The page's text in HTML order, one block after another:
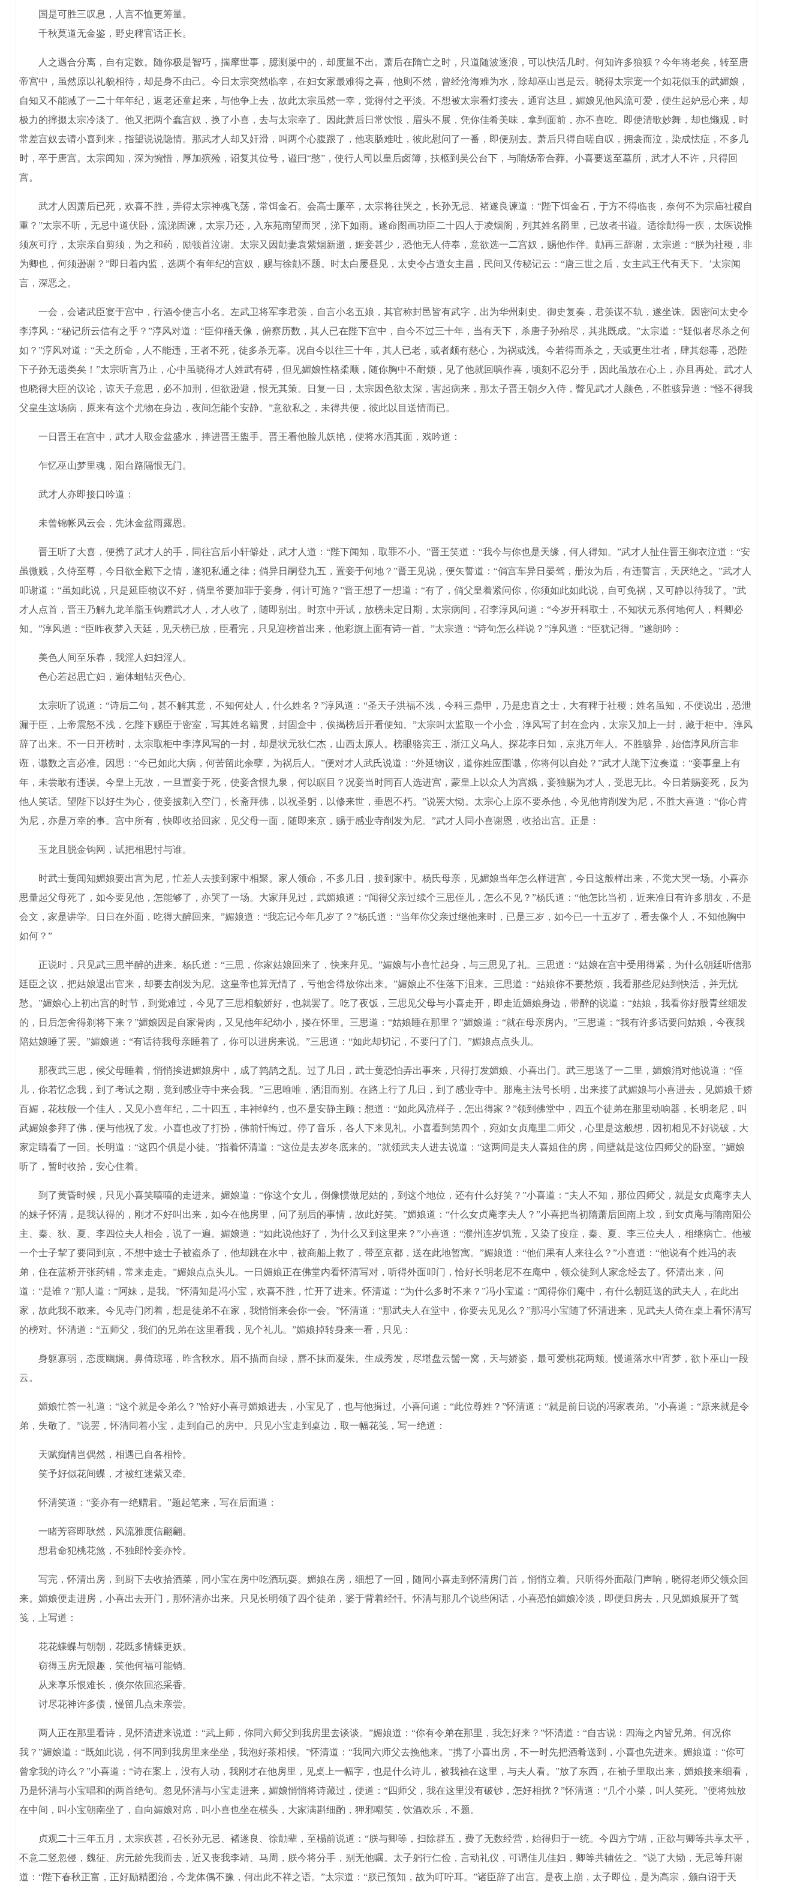
国是可胜三叹息，人言不恤更筹量。
千秋莫道无金鉴，野史稗官话正长。
人之遇合分离，自有定数。随你极是智巧，揣摩世事，臆测屡中的，却度量不出。萧后在隋亡之时，只道随波逐浪，可以快活几时。何知许多狼狈？今年将老矣，转至唐
帝宫中，虽然原以礼貌相待，却是身不由己。今日太宗突然临幸，在妇女家最难得之喜，他则不然，曾经沧海难为水，除却巫山岂是云。晓得太宗宠一个如花似玉的武媚娘，
自知又不能减了一二十年年纪，返老还童起来，与他争上去，故此太宗虽然一幸，觉得付之平淡。不想被太宗看灯接去，通宵达旦，媚娘见他风流可爱，便生起妒忌心来，却
极力的撺掇太宗冷淡了。他又把两个蠢宫奴，换了小喜，去与太宗幸了。因此萧后日常饮恨，眉头不展，凭你佳肴美味，拿到面前，亦不喜吃。即使清歌妙舞，却也懒观，时
常差宫奴去请小喜到来，指望说说隐情。那武才人却又奸滑，叫两个心腹跟了，他衷肠难吐，彼此慰问了一番，即便别去。萧后只得自嗟自叹，拥衾而泣，染成怯症，不多几
时，卒于唐宫。太宗闻知，深为惋惜，厚加殡殓，诏复其位号，谥曰“憨”，使行人司以皇后卤簿，扶柩到吴公台下，与隋炀帝合葬。小喜要送至墓所，武才人不许，只得回
宫。
武才人因萧后已死，欢喜不胜，弄得太宗神魂飞荡，常饵金石。会高士廉卒，太宗将往哭之，长孙无忌、褚遂良谏道：“陛下饵金石，于方不得临丧，奈何不为宗庙社稷自
重？”太宗不听，无忌中道伏卧，流涕固谏，太宗乃还，入东苑南望而哭，涕下如雨。遂命图画功臣二十四人于凌烟阁，列其姓名爵里，已故者书谥。适徐勣得一疾，太医说惟
须灰可疗，太宗亲自剪须，为之和药，励顿首泣谢。太宗又因勣妻袁紫烟新逝，姬妾甚少，恐他无人侍奉，意欲选一二宫奴，赐他作伴。勣再三辞谢，太宗道：“朕为社稷，非
为卿也，何须逊谢？”即日着内监，选两个有年纪的宫奴，赐与徐勣不题。时太白屡昼见，太史令占道女主昌，民间又传秘记云：“唐三世之后，女主武王代有天下。’太宗闻
言，深恶之。
一会，会诸武臣宴于宫中，行酒令使言小名。左武卫将军李君羡，自言小名五娘，其官称封邑皆有武字，出为华州刺史。御史复奏，君羡谋不轨，遂坐诛。因密问太史令
李淳风：“秘记所云信有之乎？”淳风对道：“臣仰稽天像，俯察历数，其人已在陛下宫中，自今不过三十年，当有天下，杀唐子孙殆尽，其兆既成。”太宗道：“疑似者尽杀之何
如？”淳风对道：“天之所命，人不能违，王者不死，徒多杀无辜。况自今以往三十年，其人已老，或者颇有慈心，为祸或浅。今若得而杀之，天或更生壮者，肆其怨毒，恐陛
下子孙无遗类矣！”太宗听言乃止，心中虽晓得才人姓武有碍，但见媚娘性格柔顺，随你胸中不耐烦，见了他就回嗔作喜，顷刻不忍分手，因此虽放在心上，亦且再处。武才人
也晓得大臣的议论，谅天子意思，必不加刑，但欲逊避，恨无其策。日复一日，太宗因色欲太深，害起病来，那太子晋王朝夕入侍，瞥见武才人颜色，不胜骇异道：“怪不得我
父皇生这场病，原来有这个尤物在身边，夜间怎能个安静。”意欲私之，未得共便，彼此以目送情而已。
一日晋王在宫中，武才人取金盆盛水，捧进晋王盥手。晋王看他脸儿妖艳，便将水洒其面，戏吟道：
乍忆巫山梦里魂，阳台路隔恨无门。
武才人亦即接口吟道：
未曾锦帐风云会，先沐金盆雨露恩。
晋王听了大喜，便携了武才人的手，同往宫后小轩僻处，武才人道：“陛下闻知，取罪不小。”晋王笑道：“我今与你也是天缘，何人得知。”武才人扯住晋王御衣泣道：“安
虽微贱，久侍至尊，今日欲全殿下之情，遂犯私通之律；倘异日嗣登九五，置妾于何地？”晋王见说，便矢誓道：“倘宫车异日晏驾，册汝为后，有违誓言，天厌绝之。”武才人
叩谢道：“虽如此说，只是延臣物议不好，倘皇爷要加罪于妾身，何计可施？”晋王想了一想道：“有了，倘父皇着紧问你，你须如此如此说，自可免祸，又可静以待我了。”武
才人点首，晋王乃解九龙羊脂玉钩赠武才人，才人收了，随即别出。时京中开试，放榜未定日期，太宗病间，召李淳风问道：“今岁开科取士，不知状元系何地何人，料卿必
知。”淳风道：“臣昨夜梦入天廷，见天榜已放，臣看完，只见迎榜首出来，他彩旗上面有诗一首。”太宗道：“诗句怎么样说？”淳风道：“臣犹记得。”遂朗吟：
美色人间至乐春，我淫人妇妇淫人。
色心若起思亡妇，遍体蛆钻灭色心。
太宗听了说道：“诗后二句，甚不解其意，不知何处人，什么姓名？”淳风道：“圣天子洪福不浅，今科三鼎甲，乃是忠直之士，大有稗于社稷；姓名虽知，不便说出，恐泄
漏于臣，上帝震怒不浅，乞陛下赐臣于密室，写其姓名籍贯，封固盒中，俟揭榜后开看便知。”太宗叫太监取一个小盒，淳风写了封在盒内，太宗又加上一封，藏于柜中。淳风
辞了出来。不一日开榜时，太宗取柜中李淳风写的一封，却是状元狄仁杰，山西太原人。榜眼骆宾王，浙江义乌人。探花李日知，京兆万年人。不胜骇异，始信淳风所言非
诳，谶数之言必准。因思：“今已如此大病，何苦留此余孽，为祸后人。”便对才人武氏说道：“外延物议，道你姓应围谶，你将何以自处？”武才人跪下泣奏道：“妾事皇上有
年，未尝敢有违误。今皇上无故，一旦置妾于死，使妾含恨九泉，何以瞑目？况妾当时同百人选进宫，蒙皇上以众人为宫娥，妾独赐为才人，受思无比。今日若赐妾死，反为
他人笑话。望陛下以好生为心，使妾披剃入空门，长斋拜佛，以祝圣躬，以修来世，垂恩不朽。”说罢大恸。太宗心上原不要杀他，今见他肯削发为尼，不胜大喜道：“你心肯
为尼，亦是万幸的事。宫中所有，快即收拾回家，见父母一面，随即来京，赐于感业寺削发为尼。”武才人同小喜谢恩，收拾出宫。正是：
玉龙且脱金钩网，试把相思忖与谁。
时武士蒦闻知媚娘要出宫为尼，忙差人去接到家中相聚。家人领命，不多几日，接到家中。杨氏母亲，见媚娘当年怎么样进宫，今日这般样出来，不觉大哭一场。小喜亦
思量起父母死了，如今要见他，怎能够了，亦哭了一场。大家拜见过，武媚娘道：“闻得父亲过续个三思侄儿，怎么不见？”杨氏道：“他怎比当初，近来准日有许多朋友，不是
会文，家是讲学。日日在外面，吃得大醉回来。”媚娘道：“我忘记今年几岁了？”杨氏道：“当年你父亲过继他来时，已是三岁，如今已一十五岁了，看去像个人，不知他胸中
如何？”
正说时，只见武三思半醉的进来。杨氏道：“三思，你家姑娘回来了，快来拜见。”媚娘与小喜忙起身，与三思见了礼。三思道：“姑娘在宫中受用得紧，为什么朝廷听信那
廷臣之议，把姑娘退出官来，却要去削发为尼。这皇帝也算无情了，亏他舍得放你出来。”媚娘止不住落下泪来。三思道：“姑娘你不要愁烦，我看那些尼姑到快活，并无忧
愁。”媚娘心上初出宫的时节，到觉难过，今见了三思相貌娇好，也就罢了。吃了夜饭，三思见父母与小喜走开，即走近媚娘身边，带醉的说道：“姑娘，我看你好股青丝细发
的，日后怎舍得剃将下来？”媚娘因是自家骨肉，又见他年纪幼小，搂在怀里。三思道：“姑娘睡在那里？”媚娘道：“就在母亲房内。”三思道：“我有许多话要问姑娘，今夜我
陪姑娘睡了罢。”媚娘道：“有话待我母亲睡着了，你可以进房来说。”三思道：“如此却切记，不要闩了门。”媚娘点点头儿。
那夜武三思，候父母睡着，悄悄挨进媚娘房中，成了鹑鹊之乱。过了几日，武士蒦恐怕弄出事来，只得打发媚娘、小喜出门。武三思送了一二里，媚娘消对他说道：“侄
儿，你若忆念我，到了考试之期，竟到感业寺中来会我。”三思唯唯，洒泪而别。在路上行了几日，到了感业寺中。那庵主法号长明，出来接了武媚娘与小喜进去，见媚娘千娇
百媚，花枝般一个佳人，又见小喜年纪，二十四五，丰神绰约，也不是安静主顾；想道：“如此风流样子，怎出得家？”领到佛堂中，四五个徒弟在那里动响器，长明老尼，叫
武媚娘参拜了佛，便与他祝了发。小喜也改了打扮，佛前忏悔过。停了音乐，各人下来见礼。小喜看到第四个，宛如女贞庵里二师父，心里是这般想，因初相见不好说破，大
家定睛看了一回。长明道：“这四个俱是小徒。”指着怀清道：“这位是去岁冬底来的。”就领武夫人进去说道：“这两间是夫人喜姐住的房，间壁就是这位四师父的卧室。”媚娘
听了，暂时收拾，安心住着。
到了黄昏时候，只见小喜笑嘻嘻的走进来。媚娘道：“你这个女儿，倒像惯做尼姑的，到这个地位，还有什么好笑？”小喜道：“夫人不知，那位四师父，就是女贞庵李夫人
的妹子怀清，是我认得的，刚才不好叫出来，如今在他房里，问了别后的事情，故此好笑。”媚娘道：“什么女贞庵李夫人？”小喜把当初隋萧后回南上坟，到女贞庵与隋南阳公
主、秦、狄、夏、李四位夫人相会，说了一遍。媚娘道：“如此说他好了，为什么又到这里来？”小喜道：“濮州连岁饥荒，又染了疫症，秦、夏、李三位夫人，相继病亡。他被
一个士子挈了要同到京，不想中途士子被盗杀了，他却跳在水中，被商船上救了，带至京都，送在此地暂寓。”媚娘道：“他们果有人来往么？”小喜道：“他说有个姓冯的表
弟，住在蓝桥开张药铺，常来走走。”媚娘点点头儿。一日媚娘正在佛堂内看怀清写对，听得外面叩门，恰好长明老尼不在庵中，领众徒到人家念经去了。怀清出来，问
道：“是谁？”那人道：“阿妹，是我。”怀清知是冯小宝，欢喜不胜，忙开了进来。怀清道：“为什么多时不来？”冯小宝道：“闻得你们庵中，有什么朝廷送的武夫人，在此出
家，故此我不敢来。今见寺门闭着，想是徒弟不在家，我悄悄来会你一会。”怀清道：“那武夫人在堂中，你要去见见么？”那冯小宝随了怀清进来，见武夫人倚在桌上看怀清写
的榜对。怀清道：“五师父，我们的兄弟在这里看我，见个礼儿。”媚娘掉转身来一看，只见：
身躯寡弱，态度幽娴。鼻倚琼瑶，昨含秋水。眉不描而自绿，唇不抹而凝朱。生成秀发，尽堪盘云髻一窝，天与娇姿，最可爱桃花两颊。慢道落水中宵梦，欲卜巫山一段
云。
媚娘忙答一礼道：“这个就是令弟么？”恰好小喜寻媚娘进去，小宝见了，也与他揖过。小喜问道：“此位尊姓？”怀清道：“就是前日说的冯家表弟。”小喜道：“原来就是令
弟，失敬了。”说罢，怀清同着小宝，走到自己的房中。只见小宝走到桌边，取一幅花笺，写一绝道：
天赋痴情岂偶然，相遇已自各相怜。
笑予好似花间蝶，才被红迷紫又牵。
怀清笑道：“妾亦有一绝赠君。”题起笔来，写在后面道：
一睹芳容即耿然，风流雅度信翩翩。
想君命犯桃花煞，不独郎怜妾亦怜。
写完，怀清出房，到厨下去收拾酒菜，同小宝在房中吃酒玩耍。媚娘在房，细想了一回，随同小喜走到怀清房门首，悄悄立着。只听得外面敲门声响，晓得老师父领众回
来。媚娘便走进房，小喜出去开门，那怀清亦出来。只见长明领了四个徒弟，婆于背着经忏。怀清与那几个说些闲话，小喜恐怕媚娘冷淡，即便归房去，只见媚娘展开了驾
笺，上写道：
花花蝶蝶与朝朝，花既多情蝶更妖。
窃得玉房无限趣，笑他何福可能销。
从来享乐恨难长，倏尔依回恣采香。
讨尽花神许多债，慢留几点未亲尝。
两人正在那里看诗，见怀清进来说道：“武上师，你同六师父到我房里去谈谈。”媚娘道：“你有令弟在那里，我怎好来？”怀清道：“自古说：四海之内皆兄弟。何况你
我？”媚娘道：“既如此说，何不同到我房里来坐坐，我泡好茶相候。”怀清道：“我同六师父去挽他来。”携了小喜出房，不一时先把酒肴送到，小喜也先进来。媚娘道：“你可
曾拿我的诗么？”小喜道：“诗在案上，没有人动，我刚才在他房里，见桌上一幅字，也是什么诗儿，被我袖在这里，与夫人看。”放了东西，在袖子里取出来，媚娘接来细看，
乃是怀清与小宝唱和的两首绝句。忽见怀清与小宝走进来，媚娘悄悄将诗藏过，便道：“四师父，我在这里没有破钞，怎好相扰？”怀清道：“几个小菜，叫人笑死。”便将烛放
在中间，叫小宝朝南坐了，自向媚娘对席，叫小喜也坐在横头，大家满斟细酌，狎邪嘲笑，饮酒欢乐，不题。
贞观二十三年五月，太宗疾甚，召长孙无忌、褚遂良、徐勣辈，至榻前说道：“朕与卿等，扫除群五，费了无数经营，始得归于一统。今四方宁靖，正欲与卿等共享太平，
不意二竖忽侵，魏征、房元龄先我而去，近又丧我李靖、马周，朕今将分手，别无他嘱。太子躬行仁俭，言动礼仪，可谓佳儿佳妇，卿等共辅佐之。”说了大恸，无忌等拜谢
道：“陛下春秋正富，正好励精图治，今龙体偶不豫，何出此不祥之语。”太宗道：“朕已预知，故为叮咛耳。”诸臣辞了出宫。是夜上崩，太子即位，是为高宗，颁白诏于天